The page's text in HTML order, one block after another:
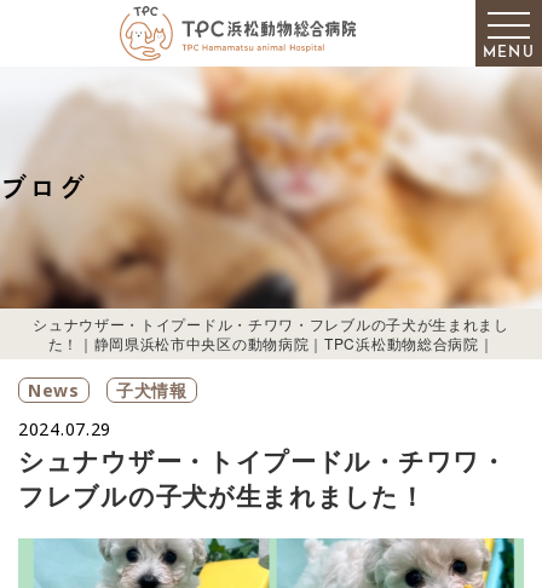
ブログ
シュナウザー・トイプードル・チワワ・フレブルの子犬が生まれまし
た！｜静岡県浜松市中央区の動物病院｜TPC浜松動物総合病院｜
MENU
News
子犬情報
2024.07.29
シュナウザー・トイプードル・チワワ・
フレブルの子犬が生まれました！